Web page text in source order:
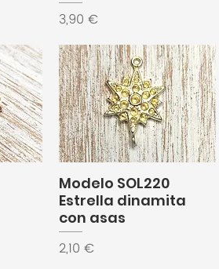
Precio
3,90 €
Modelo SOL220
Estrella dinamita
con asas
Precio
2,10 €